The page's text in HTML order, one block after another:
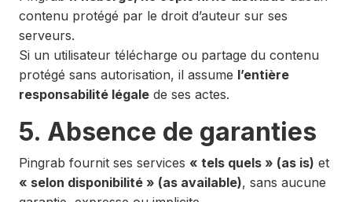
contenu protégé par le droit d’auteur sur ses
serveurs.
Si un utilisateur télécharge ou partage du contenu
protégé sans autorisation, il assume l’entière
responsabilité légalede ses actes.
5. Absence de garanties
Pingrab fournit ses services « tels quels » (as is) et
« selon disponibilité » (as available), sans aucune